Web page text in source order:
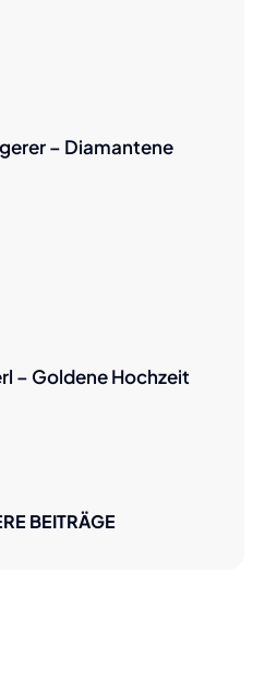
– Diamantene
– Goldene Hochzeit
BEITRÄGE